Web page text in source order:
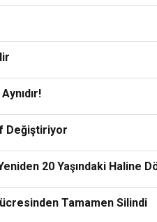
Değiştiriyor
20 Yaşındaki Haline
Tamamen Silindi